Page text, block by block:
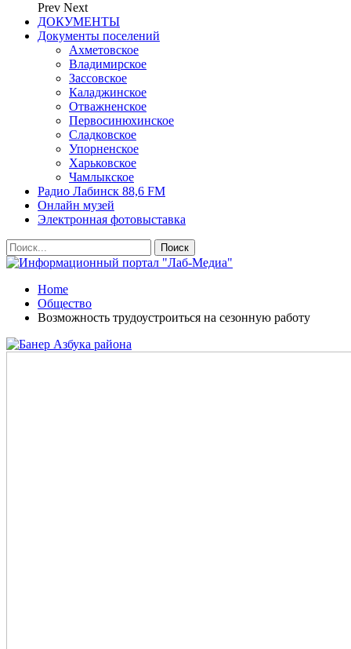
Prev Next
ДОКУМЕНТЫ
Документы поселений
Ахметовское
Владимирское
Зассовское
Каладжинское
Отважненское
Первосинюхинское
Сладковское
Упорненское
Харьковское
Чамлыкское
Радио Лабинск 88,6 FM
Онлайн музей
Электронная фотовыставка
Home
Общество
Возможность трудоустроиться на сезонную работу